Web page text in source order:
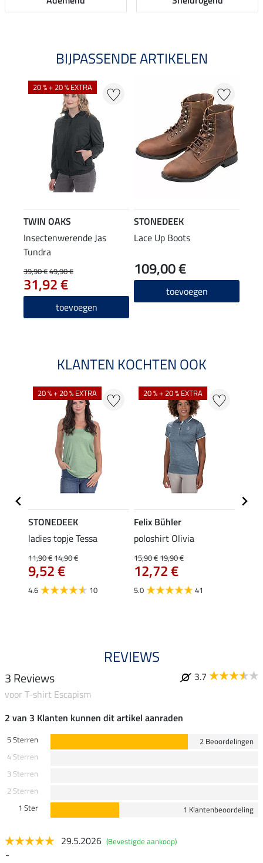
BIJPASSENDE ARTIKELEN
20 % + 20 % EXTRA
TWIN OAKS
Insectenwerende Jas
Tundra
39,90 €49,90 €
31,92 €
toevoegen
STONEDEEK
Lace Up Boots
109,00 €
toevoegen
KLANTEN KOCHTEN OOK
20 % + 20 % EXTRA
STONEDEEK
ladies topje Tessa
11,90 €14,90 €
9,52 €
4.6 10
20 % + 20 % EXTRA
Felix Bühler
poloshirt Olivia
15,90 €19,90 €
12,72 €
5.0 41
REVIEWS
3 Reviews
3.7
voor T-shirt Escapism
2 van 3 Klanten kunnen dit artikel aanraden
5 Sterren
2 Beoordelingen
4 Sterren
3 Sterren
2 Sterren
1 Ster
1 Klantenbeoordeling
29.5.2026 (Bevestigde aankoop)
-